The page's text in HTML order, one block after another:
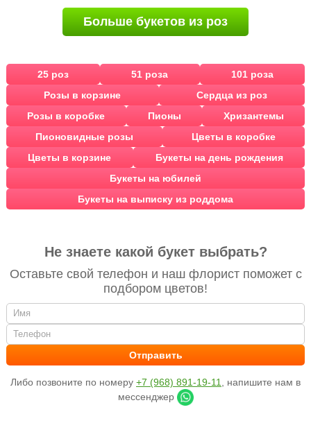
Больше букетов из роз
25 роз 51 роза
101 роза
Розы в корзине
Сердца из роз
Розы в коробке
Пионы
Хризантемы
Пионовидные розы
Цветы в коробке
Цветы в корзине
Букеты на день рождения
Букеты на юбилей
Букеты на выписку из роддома
Не знаете какой букет выбрать?
Оставьте свой телефон и наш флорист поможет с
подбором цветов!
Либо позвоните по номеру +7 (968) 891-19-11
, напишите нам в
мессенджер